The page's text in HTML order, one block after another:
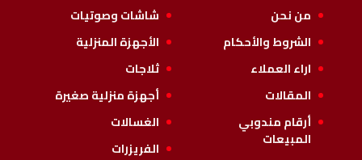
من نحن
الشروط والأحكام
اراء العملاء
المقالات
أرقام مندوبي
المبيعات
شاشات وصوتيات
الأجهزة المنزلية
ثلاجات
أجهزة منزلية صغيرة
الغسالات
الفريزرات